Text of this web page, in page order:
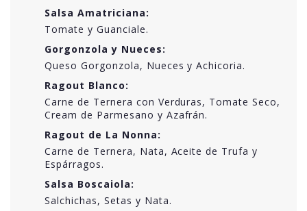
Salsa Amatriciana:
Tomate y Guanciale.
Gorgonzola y Nueces:
Queso Gorgonzola, Nueces y Achicoria.
Ragout Blanco:
Carne de Ternera con Verduras, Tomate Seco,
Cream de Parmesano y Azafrán.
Ragout de La Nonna:
Carne de Ternera, Nata, Aceite de Trufa y
Espárragos.
Salsa Boscaiola:
Salchichas, Setas y Nata.